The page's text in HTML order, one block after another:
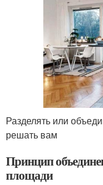
Разделять или
решать вам
Принцип
площади